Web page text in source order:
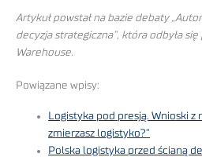
Artykuł powstał na bazie debaty
decyzja strategiczna”, która odbyła
Warehouse.
Powiązane wpisy:
Logistyka pod presją. Wnioski z
zmierzasz logistyko?”
Polska logistyka przed ścianą